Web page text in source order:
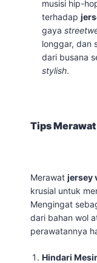
musisi hip-
terhadap
gaya
longgar, dan
dari busana
stylish.
Tips
Merawat jersey
krusial untuk
Mengingat
dari bahan wol
perawatannya
Hindari